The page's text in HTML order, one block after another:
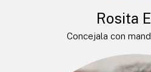
Rosita
Concejala con